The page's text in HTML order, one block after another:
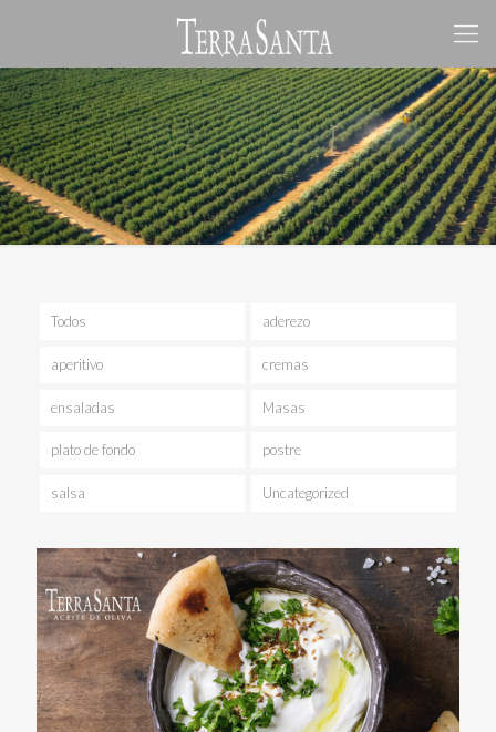
Todos aderezo
aperitivo cremas
ensaladas Masas
plato de fondo postre
salsa Uncategorized